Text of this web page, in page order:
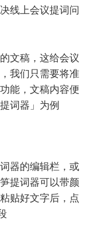
线上会议提词问
文稿，这给会议
我们只需要将准
能，文稿内容便
词器」为例
器的编辑栏，或
提词器可以带颜
贴好文字后，点